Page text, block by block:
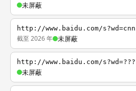
未屏蔽
http://www.baidu.com/s?wd=cnn
截至 2026 年 未屏蔽
http://www.baidu.com/s?wd=???
未屏蔽